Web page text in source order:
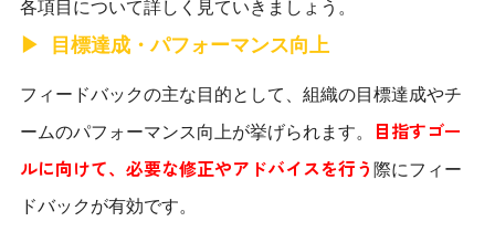
​​各項目について詳しく見ていきましょう。
目標達成・パフォーマンス向上
フィードバックの主な目的として、組織の目標達成やチ
ームのパフォーマンス向上が挙げられます。
目指すゴー
ルに向けて、必要な修正やアドバイスを行う 際にフィー
ドバックが有効です。